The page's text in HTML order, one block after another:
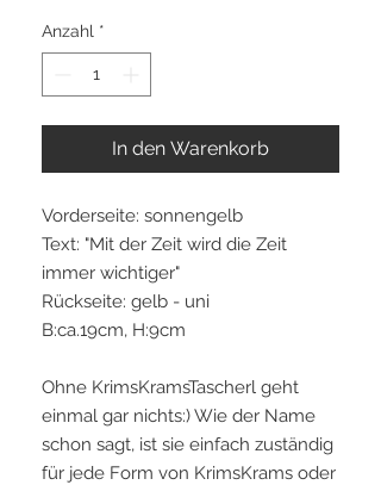
Anzahl *
In den Warenkorb
Vorderseite: sonnengelb
Text: "Mit der Zeit wird die Zeit
immer wichtiger"
Rückseite: gelb - uni
B:ca.19cm, H:9cm
Ohne KrimsKramsTascherl geht
einmal gar nichts:) Wie der Name
schon sagt, ist sie einfach zuständig
für jede Form von KrimsKrams oder